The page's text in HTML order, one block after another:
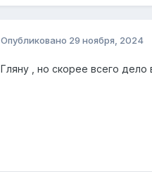
Опубликовано 29 ноября, 2024
Гляну , но скорее всего